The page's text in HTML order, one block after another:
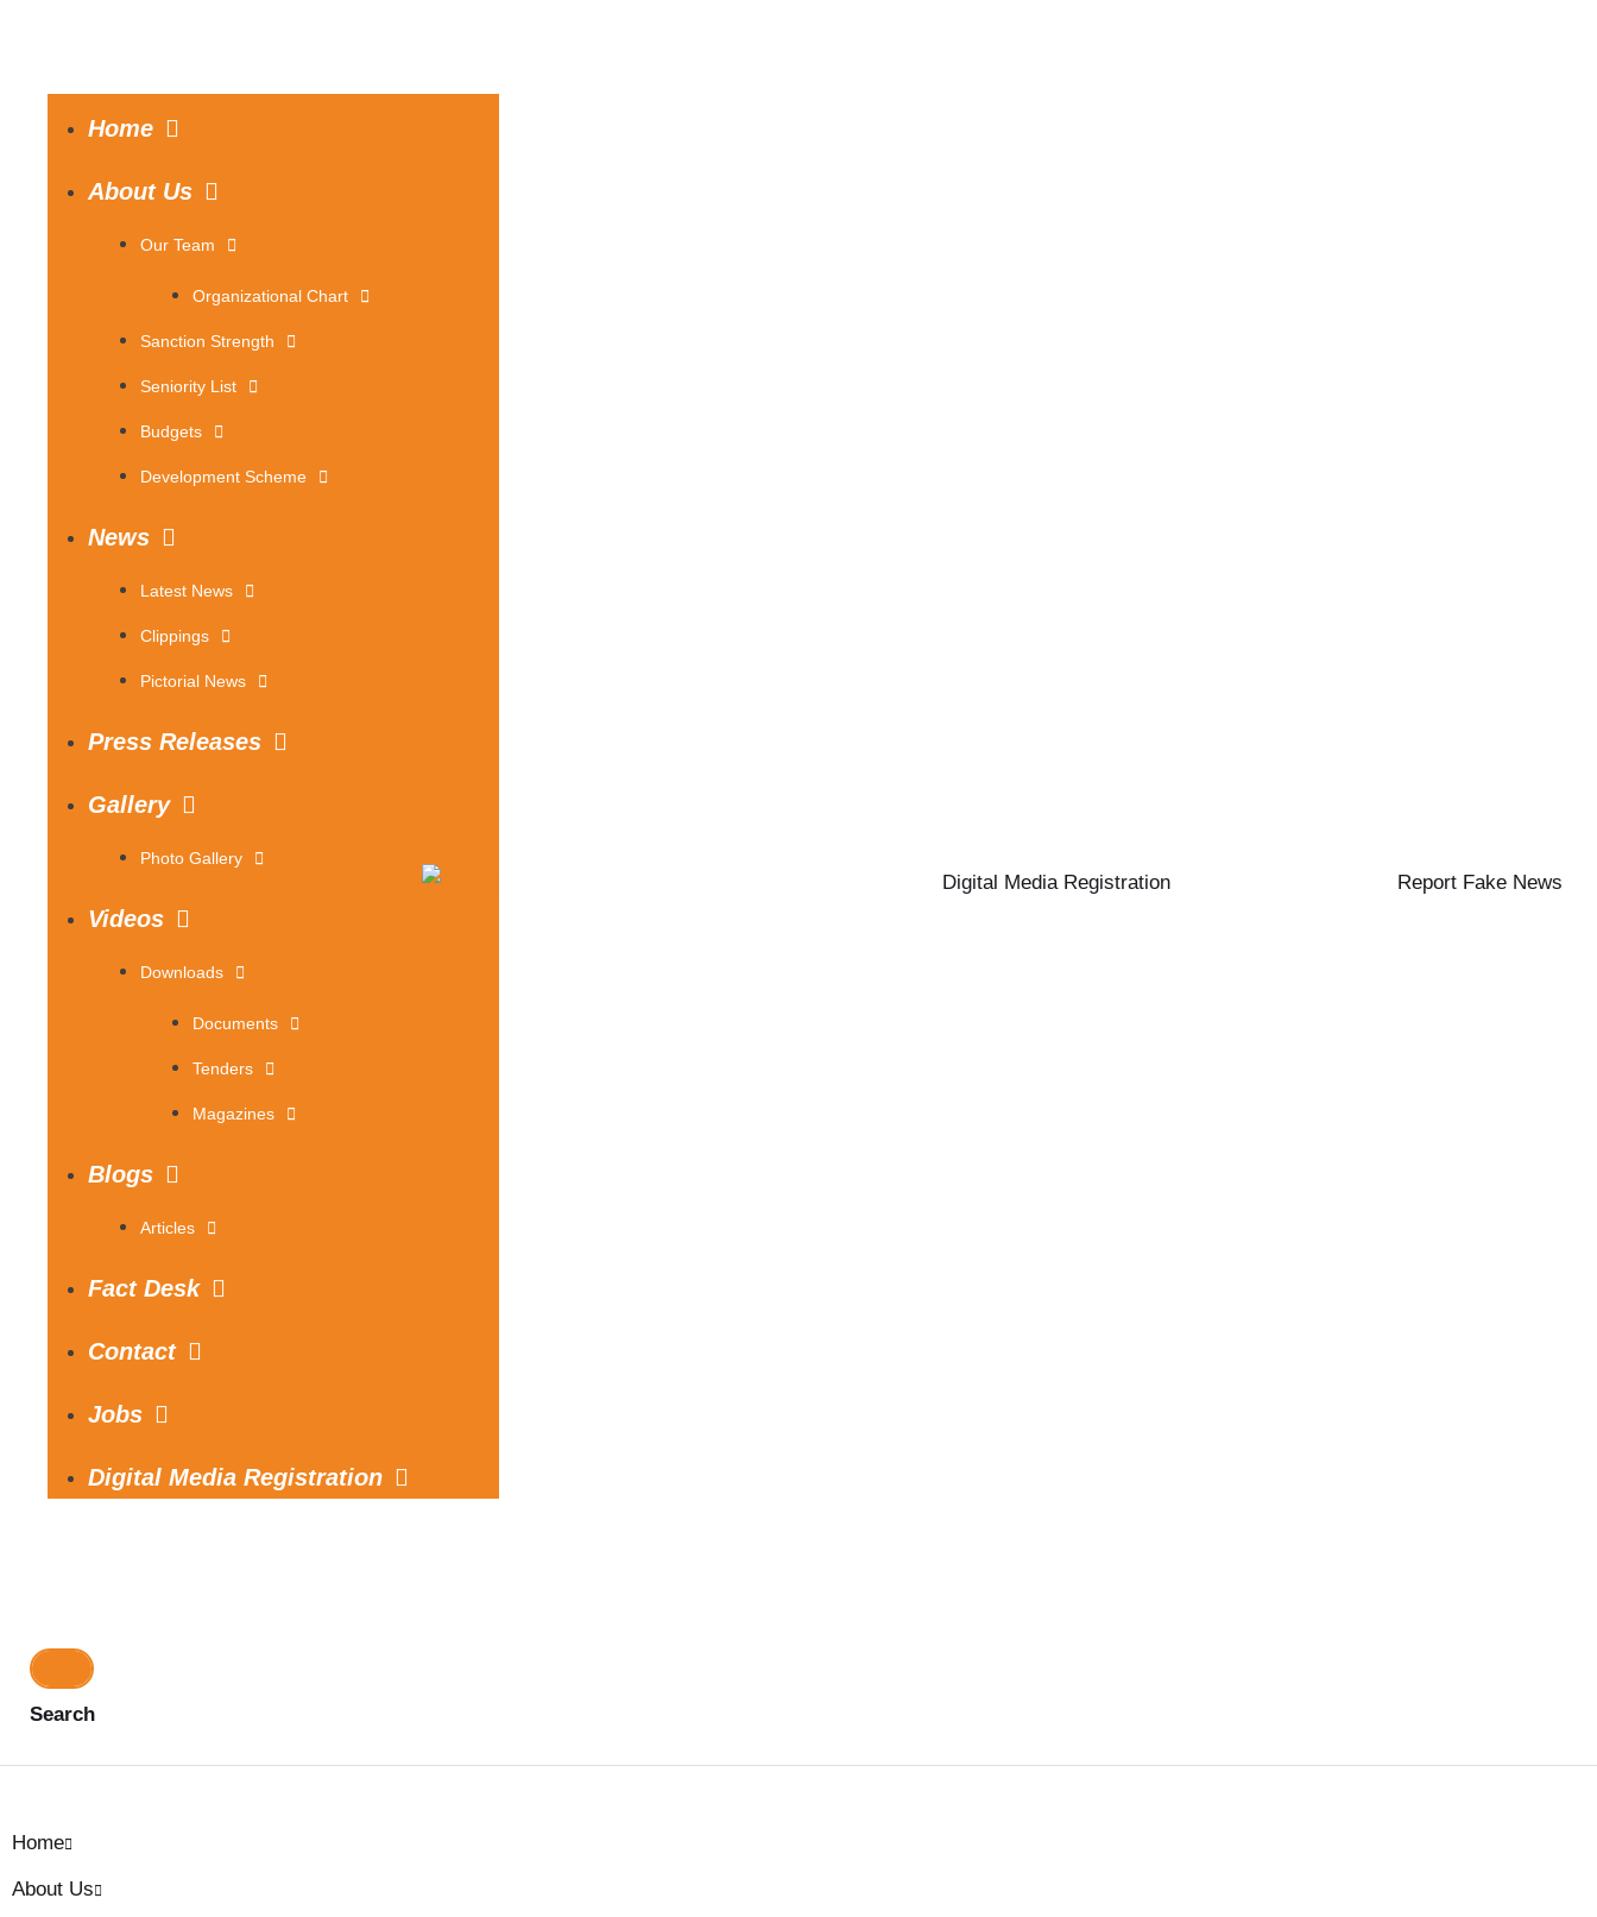
Home
About Us
Our Team
Organizational Chart
Sanction Strength
Seniority List
Budgets
Development Scheme
News
Latest News
Clippings
Pictorial News
Press Releases
Gallery
Photo Gallery
Videos
Downloads
Documents
Tenders
Magazines
Blogs
Articles
Fact Desk
Contact
Jobs
Digital Media Registration
Search
Digital Media Registration Report Fake News
Home
About Us